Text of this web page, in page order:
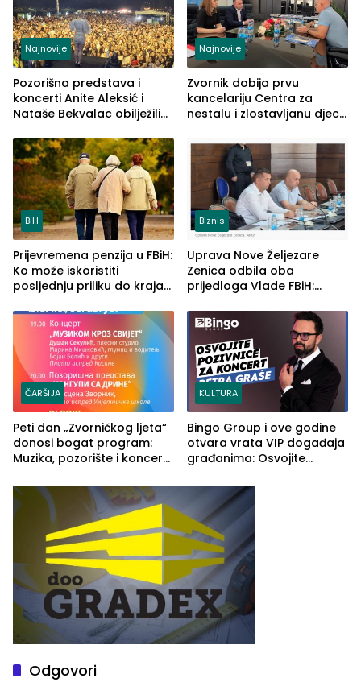
Najnovije
Pozorišna predstava i
koncerti Anite Aleksić i
Nataše Bekvalac obilježili
ljeta (FOTO)
Najnovije
Zvornik dobija prvu
kancelariju Centra za
nestalu i zlostavljanu djecu
BiH
Prijevremena penzija u FBiH:
Ko može iskoristiti
posljednju priliku do kraja
Biznis
Uprava Nove Željezare
Zenica odbila oba
prijedloga Vlade FBiH:
rješenje
ČARŠIJA
Peti dan „Zvorničkog ljeta“
donosi bogat program:
Muzika, pozorište i koncert
KULTURA
Bingo Group i ove godine
otvara vrata VIP događaja
građanima: Osvojite
Graše
Odgovori